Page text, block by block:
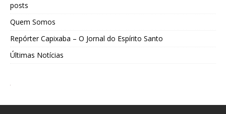
posts
Quem Somos
Repórter Capixaba – O Jornal do Espírito Santo
Últimas Notícias